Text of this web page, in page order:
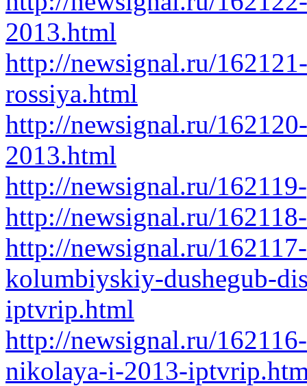
2013.html
http://newsignal.ru/
rossiya.html
http://newsignal.ru/
2013.html
http://newsignal.ru/
http://newsignal.ru/
http://newsignal.ru/
kolumbiyskiy-dushegub-
iptvrip.html
http://newsignal.ru/
nikolaya-i-2013-